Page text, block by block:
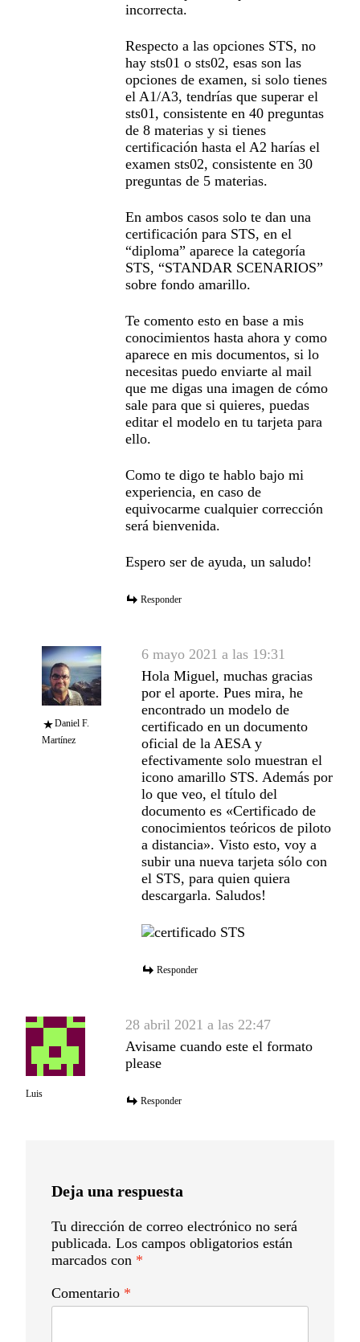
incorrecta.
Respecto a las opciones STS, no
hay sts01 o sts02, esas son las
opciones de examen, si solo tienes
el A1/A3, tendrías que superar el
sts01, consistente en 40 preguntas
de 8 materias y si tienes
certificación hasta el A2 harías el
examen sts02, consistente en 30
preguntas de 5 materias.
En ambos casos solo te dan una
certificación para STS, en el
“diploma” aparece la categoría
STS, “STANDAR SCENARIOS”
sobre fondo amarillo.
Te comento esto en base a mis
conocimientos hasta ahora y como
aparece en mis documentos, si lo
necesitas puedo enviarte al mail
que me digas una imagen de cómo
sale para que si quieres, puedas
editar el modelo en tu tarjeta para
ello.
Como te digo te hablo bajo mi
experiencia, en caso de
equivocarme cualquier corrección
será bienvenida.
Espero ser de ayuda, un saludo!
Responder
Daniel F.
Martínez
6 mayo 2021 a las 19:31
Hola Miguel, muchas gracias
por el aporte. Pues mira, he
encontrado un modelo de
certificado en un documento
oficial de la AESA y
efectivamente solo muestran el
icono amarillo STS. Además por
lo que veo, el título del
documento es «Certificado de
conocimientos teóricos de piloto
a distancia». Visto esto, voy a
subir una nueva tarjeta sólo con
el STS, para quien quiera
descargarla. Saludos!
Responder
Luis
28 abril 2021 a las 22:47
Avisame cuando este el formato
please
Responder
Deja una respuesta
Tu dirección de correo electrónico no será
publicada. Los campos obligatorios están
marcados con *
Comentario *